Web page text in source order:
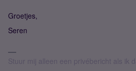
Groetjes,
Seren
Stuur mij alleen een privébericht als ik